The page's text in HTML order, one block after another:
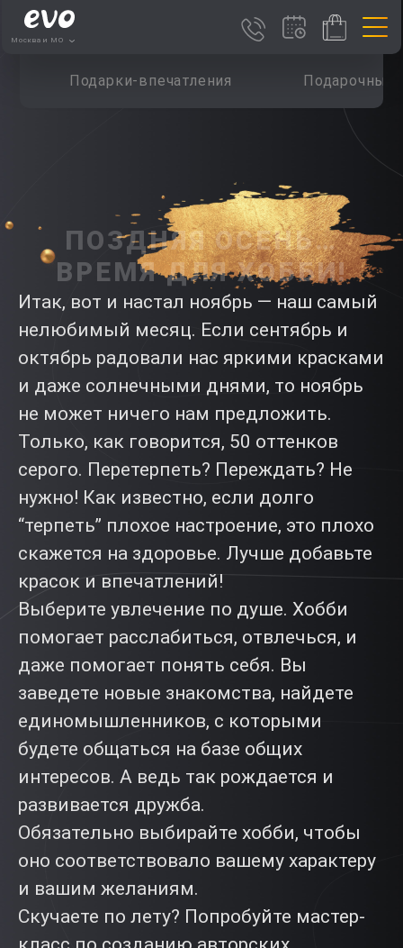
Москва и МО
Подарки-впечатления Подарочные
ПОЗДНЯЯ ОСЕНЬ…
ВРЕМЯ ДЛЯ ХОББИ!
Итак, вот и настал ноябрь — наш самый
нелюбимый месяц. Если сентябрь и
октябрь радовали нас яркими красками
и даже солнечными днями, то ноябрь
не может ничего нам предложить.
Только, как говорится, 50 оттенков
серого. Перетерпеть? Переждать? Не
нужно! Как известно, если долго
“терпеть” плохое настроение, это плохо
скажется на здоровье. Лучше добавьте
красок и впечатлений!
Выберите увлечение по душе. Хобби
помогает расслабиться, отвлечься, и
даже помогает понять себя. Вы
заведете новые знакомства, найдете
единомышленников, с которыми
будете общаться на базе общих
интересов. А ведь так рождается и
развивается дружба.
Обязательно выбирайте хобби, чтобы
оно соответствовало вашему характеру
и вашим желаниям.
Скучаете по лету? Попробуйте мастер-